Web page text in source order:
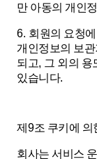
만 아동의 개인
6. 회원의 요청
개인정보의 보
되고, 그 외의 용
있습니다.
제 9조 쿠키에 의
회사는 서비스